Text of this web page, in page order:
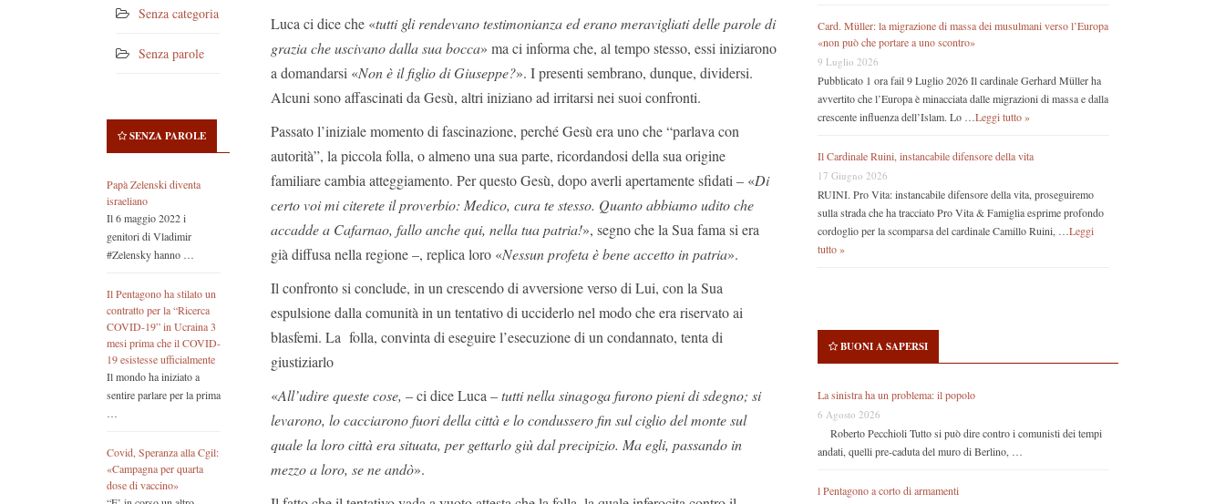
Senza categoria
Senza parole
SENZA PAROLE
Papà Zelenski diventa
israeliano
Il 6 maggio 2022 i
genitori di Vladimir
#Zelensky hanno …
Il Pentagono ha stilato un
contratto per la “Ricerca
COVID-19” in Ucraina 3
mesi prima che il COVID-
19 esistesse ufficialmente
Il mondo ha iniziato a
sentire parlare per la prima
…
Covid, Speranza alla Cgil:
«Campagna per quarta
dose di vaccino»
Luca ci dice che «tutti gli rendevano testimonianza ed erano meravigliati delle parole di
grazia che uscivano dalla sua bocca» ma ci informa che, al tempo stesso, essi iniziarono
a domandarsi «Non è il figlio di Giuseppe?». I presenti sembrano, dunque, dividersi.
Alcuni sono affascinati da Gesù, altri iniziano ad irritarsi nei suoi confronti.
Passato l’iniziale momento di fascinazione, perché Gesù era uno che “parlava con
autorità”, la piccola folla, o almeno una sua parte, ricordandosi della sua origine
familiare cambia atteggiamento. Per questo Gesù, dopo averli apertamente sfidati – «Di
certo voi mi citerete il proverbio: Medico, cura te stesso. Quanto abbiamo udito che
accadde a Cafarnao, fallo anche qui, nella tua patria!», segno che la Sua fama si era
già diffusa nella regione –, replica loro «Nessun profeta è bene accetto in patria».
Il confronto si conclude, in un crescendo di avversione verso di Lui, con la Sua
espulsione dalla comunità in un tentativo di ucciderlo nel modo che era riservato ai
blasfemi. La folla, convinta di eseguire l’esecuzione di un condannato, tenta di
giustiziarlo
«All’udire queste cose, – ci dice Luca –tutti nella sinagoga furono pieni di sdegno; si
levarono, lo cacciarono fuori della città e lo condussero fin sul ciglio del monte sul
quale la loro città era situata, per gettarlo giù dal precipizio. Ma egli, passando in
mezzo a loro, se ne andò».
Card. Müller: la migrazione di massa dei musulmani verso l’Europa
«non può che portare a uno scontro»
9 Luglio 2026
Pubblicato 1 ora fail 9 Luglio 2026 Il cardinale Gerhard Müller ha
avvertito che l’Europa è minacciata dalle migrazioni di massa e dalla
crescente influenza dell’Islam. Lo … Leggi tutto »
Il Cardinale Ruini, instancabile difensore della vita
17 Giugno 2026
RUINI. Pro Vita: instancabile difensore della vita, proseguiremo
sulla strada che ha tracciato Pro Vita & Famiglia esprime profondo
cordoglio per la scomparsa del cardinale Camillo Ruini, … Leggi
tutto »
BUONI A SAPERSI
La sinistra ha un problema: il popolo
6 Agosto 2026
Roberto Pecchioli Tutto si può dire contro i comunisti dei tempi
andati, quelli pre-caduta del muro di Berlino, …
l Pentagono a corto di armamenti